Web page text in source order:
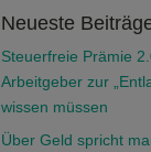
Neueste
Steuerfreie Prämie
Arbeitgeber zur
wissen müssen
Über Geld spricht